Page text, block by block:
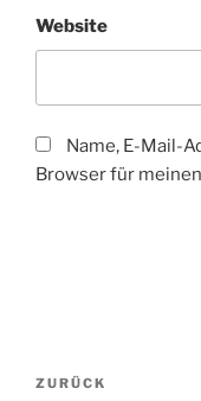
Website
Name, E-Mail-
Browser für
Vorheriger
ZURÜCK